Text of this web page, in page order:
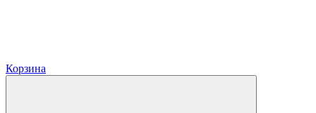
Корзина